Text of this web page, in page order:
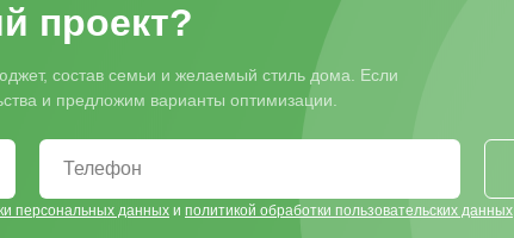
проект?
состав семьи и желаемый стиль дома. Если
и предложим варианты оптимизации.
персональных данных и политикой обработки пользовательских данных